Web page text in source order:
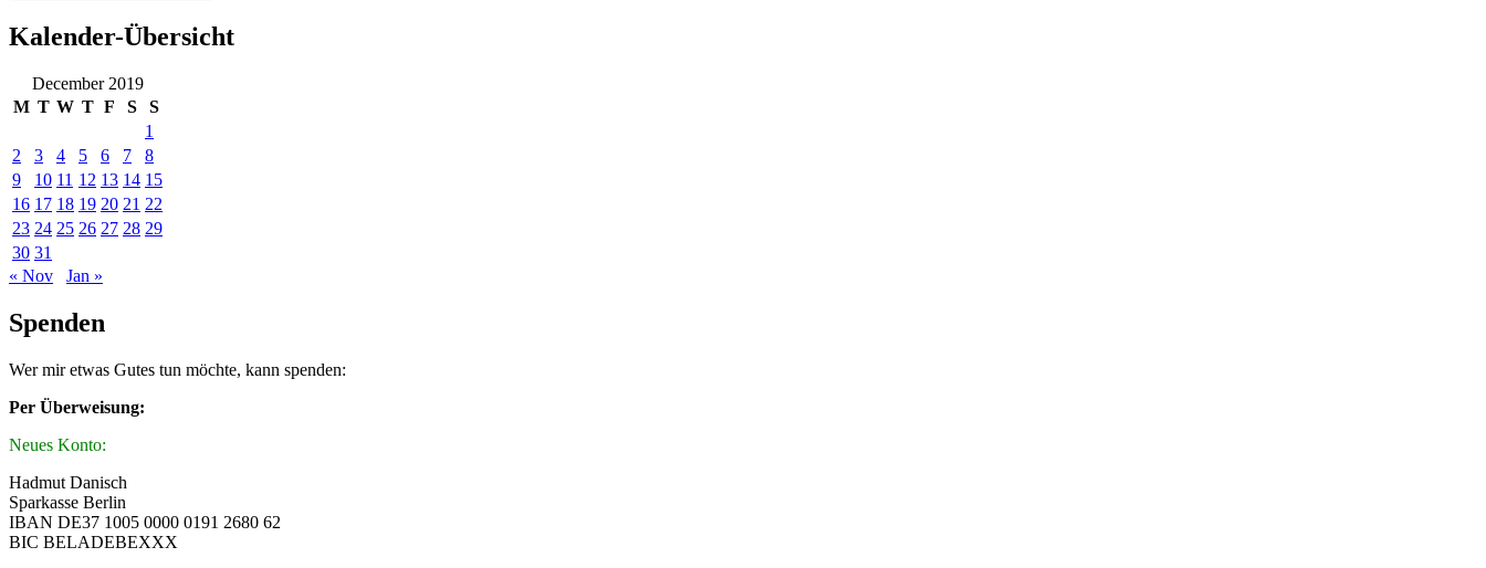
Kalender-Übersicht
December 2019
M T W T F S
S
1
2
3 4 5 6 7
8
9
10 11 12 13 14 15
16 17 18 19 20 21 22
23 24 25 26 27 28 29
30 31
« Nov
Jan »
Spenden
Wer mir etwas Gutes tun möchte, kann spenden:
Per Überweisung:
Neues Konto:
Hadmut Danisch
Sparkasse Berlin
IBAN DE37 1005 0000 0191 2680 62
BIC BELADEBEXXX